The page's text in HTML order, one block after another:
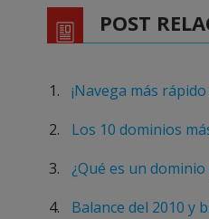
POST
¡Navega más
Los 10 dominios
¿Qué es un
Balance del 2010 y